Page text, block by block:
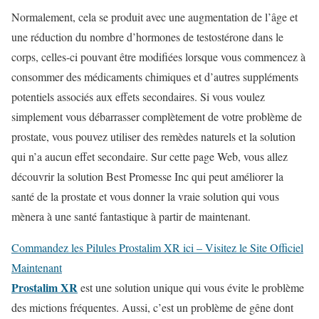
Normalement, cela se produit avec une augmentation de l’âge et
une réduction du nombre d’hormones de testostérone dans le
corps, celles-ci pouvant être modifiées lorsque vous commencez à
consommer des médicaments chimiques et d’autres suppléments
potentiels associés aux effets secondaires. Si vous voulez
simplement vous débarrasser complètement de votre problème de
prostate, vous pouvez utiliser des remèdes naturels et la solution
qui n’a aucun effet secondaire. Sur cette page Web, vous allez
découvrir la solution Best Promesse Inc qui peut améliorer la
santé de la prostate et vous donner la vraie solution qui vous
mènera à une santé fantastique à partir de maintenant.
Commandez les Pilules Prostalim XR ici – Visitez le Site Officiel
Maintenant
Prostalim XRest une solution unique qui vous évite le problème
des mictions fréquentes. Aussi, c’est un problème de gêne dont